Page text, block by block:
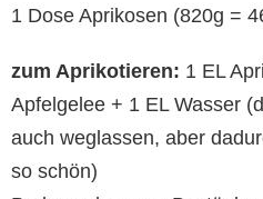
1 Dose Aprikosen (820g =
zum Aprikotieren: 1 EL
Apfelgelee + 1 EL Wasser
auch weglassen, aber
so schön)